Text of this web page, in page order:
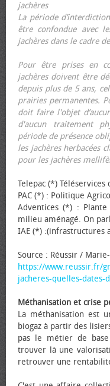
jachères
La période
être confondue avec
jachères dans le cadre
Pour être prises en
jachères doivent être
depuis plus de 5 ans,
prairies permanentes.
doit faire l'objet
d'aucun traitement
période de présence
les jachères herbacées
pour les jachères
Telepac (*) Téléservices
PAC (*) : Politique
Adventices (*) :
milieu aménagé. On
IAE (*) :(infrastructures
Source : Réussir /
https://www.reussir.fr/
jacheres-quelles-
Méthanisation et crise
La méthanisation est
biogaz à partir des
pas le métier de
trouver là une
retrouver une